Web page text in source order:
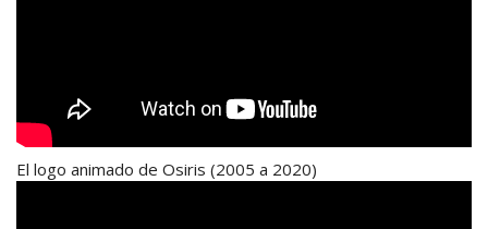
El logo animado de Osiris (2005 a 2020)